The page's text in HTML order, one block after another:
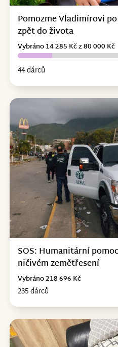
Pomozme Vladimírovi
zpět do života
44 dárců
Vybráno 14 285 Kč z 80 000 Kč
SOS: Humanitární
ničivém zemětřesení
235 dárců
Vybráno 218 696 Kč